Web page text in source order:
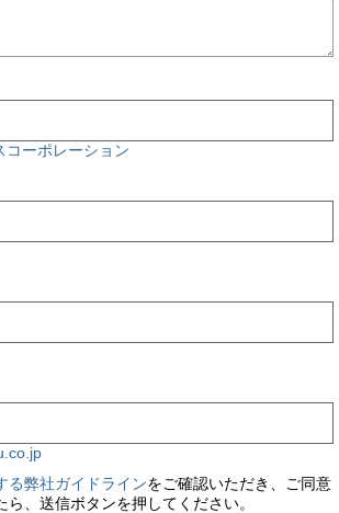
コーポレーション
る弊社ガイドラインをご確認いただき、ご同意
ら、送信ボタンを押してください。